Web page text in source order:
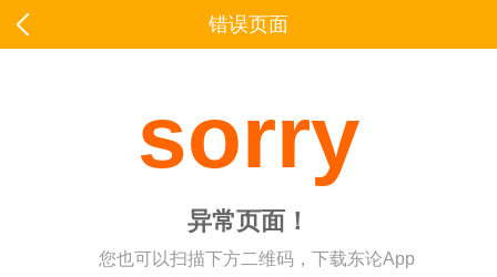
错误页面
sorry
异常页面！
您也可以扫描下方二维码，下载东论App